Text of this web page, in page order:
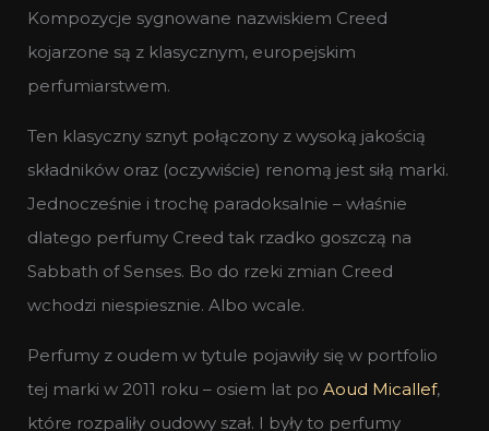
Kompozycje sygnowane nazwiskiem Creed
kojarzone są z klasycznym, europejskim
perfumiarstwem.
Ten klasyczny sznyt połączony z wysoką jakością
składników oraz (oczywiście) renomą jest siłą marki.
Jednocześnie i trochę paradoksalnie – właśnie
dlatego perfumy Creed tak rzadko goszczą na
Sabbath of Senses. Bo do rzeki zmian Creed
wchodzi niespiesznie. Albo wcale.
Perfumy z oudem w tytule pojawiły się w portfolio
tej marki w 2011 roku – osiem lat po Aoud Micallef,
które rozpaliły oudowy szał. I były to perfumy